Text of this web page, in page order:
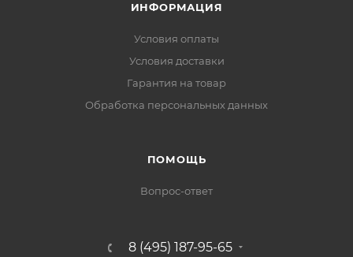
ИНФОРМАЦИЯ
Условия оплаты
Условия доставки
Гарантия на товар
Обработка персональных данных
ПОМОЩЬ
Вопрос-ответ
8 (495) 187-95-65